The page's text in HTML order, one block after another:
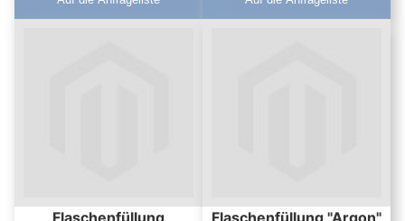
Flaschenfüllung
Flaschenfüllung "Argon"